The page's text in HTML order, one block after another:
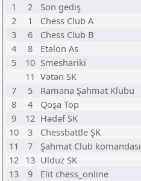
1
2 Son gediş
2
1 Chess Club A
3
6 Chess Club B
4
8 Etalon As
5
10 Smeshariki
11 Vətən SK
7
5 Ramana Şahmat Klubu
8
4 Qoşa Top
9
12 Hədəf SK
10
3 Chessbattle ŞK
11
7 Şahmat Club komandası
12 13 Ulduz SK
13
9 Elit chess_online